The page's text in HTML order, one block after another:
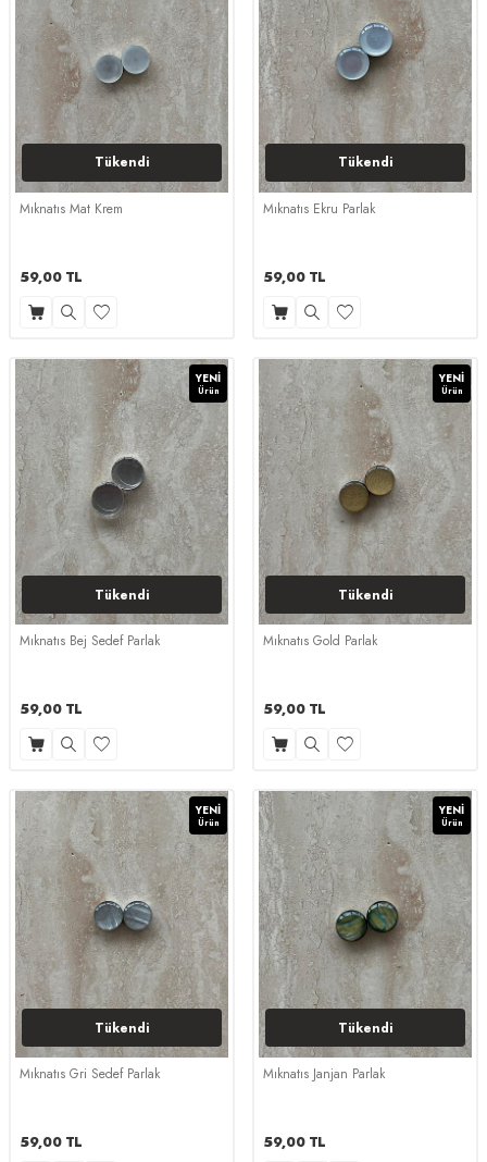
Tükendi
Mıknatıs Mat Krem
59,00 TL
Tükendi
Mıknatıs Ekru Parlak
59,00 TL
YENI
Ürün
Tükendi
Mıknatıs Bej Sedef Parlak
59,00 TL
YENI
Ürün
Tükendi
Mıknatıs Gold Parlak
59,00 TL
YENI
Ürün
Tükendi
Mıknatıs Gri Sedef Parlak
59,00 TL
YENI
Ürün
Tükendi
Mıknatıs Janjan Parlak
59,00 TL